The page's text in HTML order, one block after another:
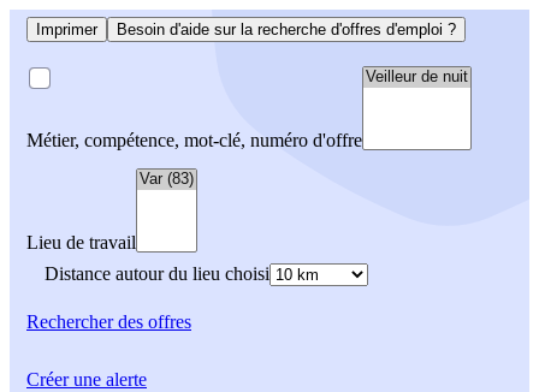
Imprimer Besoin d'aide sur la recherche d'offres d'emploi ?
Métier, compétence, mot-clé, numéro d'offre
Lieu de travail
Distance autour du lieu choisi
Rechercherdes offres
Créer une alerte